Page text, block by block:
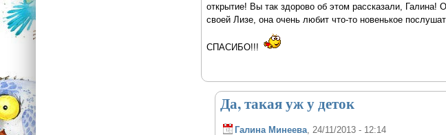
открытие! Вы так здорово об этом рассказали, Галина!
своей Лизе, она очень любит что-то новенькое
СПАСИБО!!!
Да, такая уж у деток
Галина Минеева, 24/11/2013 - 12:14